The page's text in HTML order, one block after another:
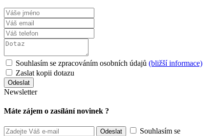
Souhlasím se zpracováním osobních údajů (bližší informace)
Zaslat kopii dotazu
Newsletter
Máte zájem o zasílání novinek ?
Souhlasím se